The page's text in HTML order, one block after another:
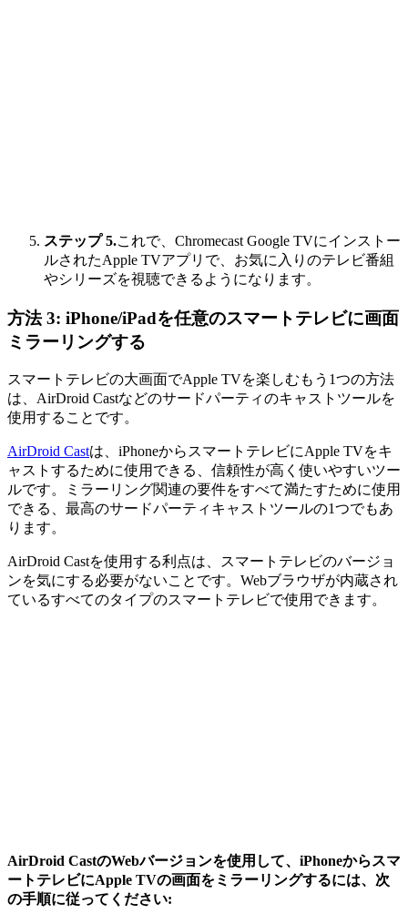
ステップ 5.これで、Chromecast Google TVにインストー
ルされたApple TVアプリで、お気に入りのテレビ番組
やシリーズを視聴できるようになります。
方法 3: iPhone/iPadを任意のスマートテレビに画面
ミラーリングする
スマートテレビの大画面でApple TVを楽しむもう1つの方法
は、AirDroid Castなどのサードパーティのキャストツールを
使用することです。
AirDroid Castは、iPhoneからスマートテレビにApple TVをキ
ャストするために使用できる、信頼性が高く使いやすいツー
ルです。ミラーリング関連の要件をすべて満たすために使用
できる、最高のサードパーティキャストツールの1つでもあ
ります。
AirDroid Castを使用する利点は、スマートテレビのバージョ
ンを気にする必要がないことです。Webブラウザが内蔵され
ているすべてのタイプのスマートテレビで使用できます。
AirDroid CastのWebバージョンを使用して、iPhoneからスマ
ートテレビにApple TVの画面をミラーリングするには、次
の手順に従ってください: